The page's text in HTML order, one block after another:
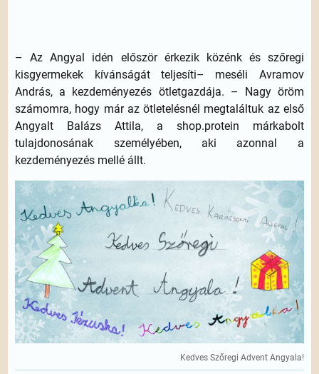
– Az Angyal idén először érkezik közénk és szőregi
kisgyermekek kívánságát teljesíti– meséli Avramov
András, a kezdeményezés ötletgazdája. – Nagy öröm
számomra, hogy már az ötletelésnél megtaláltuk az első
Angyalt Balázs Attila, a shop.protein márkabolt
tulajdonosának személyében, aki azonnal a
kezdeményezés mellé állt.
Kedves Szőregi Advent Angyala!